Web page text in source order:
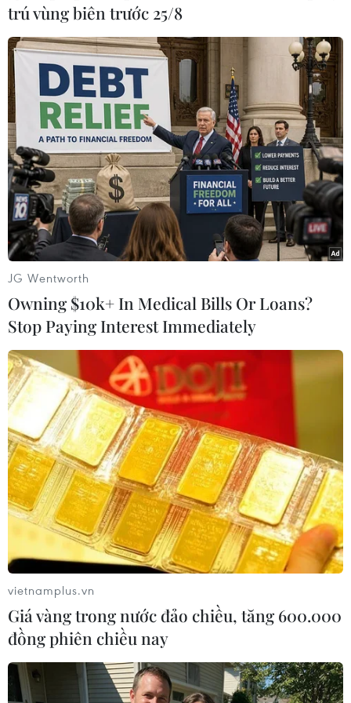
nhập cảnh đối với hành khách tại các cảng biển
và cửa khẩu trên bộ; căn cứ vào tình hình dịch
bệnh quốc tế và năng lực đảm bảo dịch vụ trên
các mặt, khôi phục có trật tự hoạt động cho
người Trung Quốc đi du lịch nước ngoài./.
(Vietnam+)
#Xét nghiệm axit nucleic
#Cách ly tập trung
#Người nhập cảnh
#COVID-19
#Du lịch nước ngoài
Trung Quốc
Theo dõi VietnamPlus
TIN LIÊN QUAN
trú vùng biên trước 25/8
JG Wentworth
Owning $10k+ In Medical Bills Or Loans?
Stop Paying Interest Immediately
vietnamplus.vn
Giá vàng trong nước đảo chiều, tăng 600.000
đồng phiên chiều nay